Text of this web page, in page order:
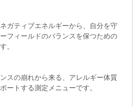
ガティブエネルギーから、自分を守
フィールドのバランスを保つための
。
スの崩れから来る、アレルギー体質
ートする測定メニューです。